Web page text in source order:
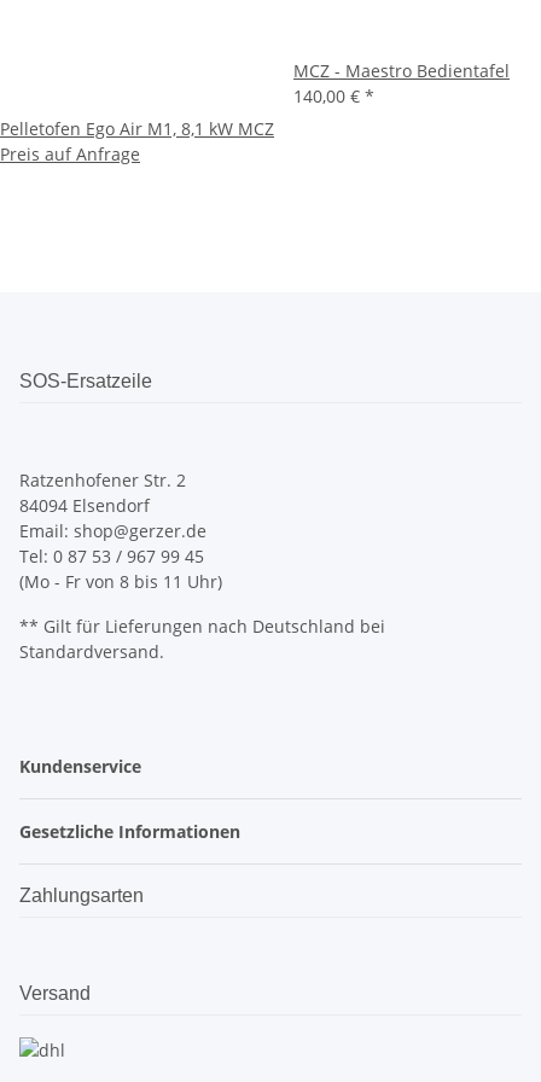
Pelletofen Ego Air M1, 8,1 kW MCZ
Preis auf Anfrage
MCZ - Maestro Bedientafel
140,00 € *
SOS-Ersatzeile
Ratzenhofener Str. 2
84094 Elsendorf
Email: shop@gerzer.de
Tel: 0 87 53 / 967 99 45
(Mo - Fr von 8 bis 11 Uhr)
** Gilt für Lieferungen nach Deutschland bei
Standardversand.
Kundenservice
Gesetzliche Informationen
Zahlungsarten
Versand